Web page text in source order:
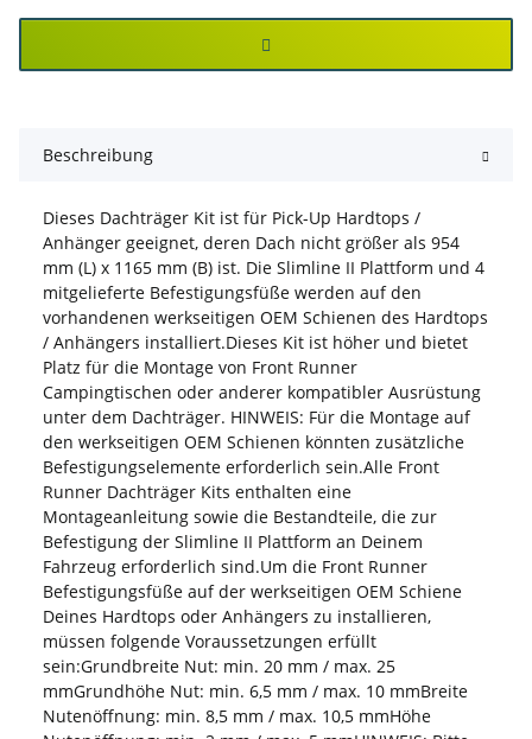
Beschreibung
Dieses Dachträger Kit ist für Pick-Up Hardtops /
Anhänger geeignet, deren Dach nicht größer als 954
mm (L) x 1165 mm (B) ist. Die Slimline II Plattform und 4
mitgelieferte Befestigungsfüße werden auf den
vorhandenen werkseitigen OEM Schienen des Hardtops
/ Anhängers installiert.Dieses Kit ist höher und bietet
Platz für die Montage von Front Runner
Campingtischen oder anderer kompatibler Ausrüstung
unter dem Dachträger. HINWEIS: Für die Montage auf
den werkseitigen OEM Schienen könnten zusätzliche
Befestigungselemente erforderlich sein.Alle Front
Runner Dachträger Kits enthalten eine
Montageanleitung sowie die Bestandteile, die zur
Befestigung der Slimline II Plattform an Deinem
Fahrzeug erforderlich sind.Um die Front Runner
Befestigungsfüße auf der werkseitigen OEM Schiene
Deines Hardtops oder Anhängers zu installieren,
müssen folgende Voraussetzungen erfüllt
sein:Grundbreite Nut: min. 20 mm / max. 25
mmGrundhöhe Nut: min. 6,5 mm / max. 10 mmBreite
Nutenöffnung: min. 8,5 mm / max. 10,5 mmHöhe